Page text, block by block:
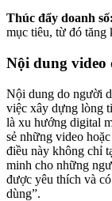
Thúc đẩy doanh số:
mục tiêu, từ đó tăng
Nội dung video
Nội dung do người
việc xây dựng lòng
là xu hướng digital
sẻ những video
điều này không chỉ
minh cho những
được yêu thích và
dùng”.